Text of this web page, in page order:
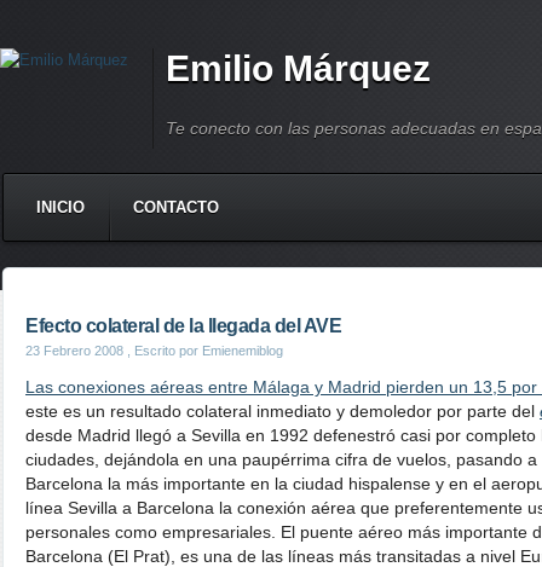
Emilio Márquez
Te conecto con las personas adecuadas en
INICIO CONTACTO
Efecto colateral de la llegada del AVE
23 Febrero 2008 , Escrito por Emienemiblog
Las conexiones aéreas entre Málaga y Madrid pierden un 13,5
este es un resultado colateral inmediato y demoledor por parte del
desde Madrid llegó a Sevilla en 1992 defenestró casi por
ciudades, dejándola en una paupérrima cifra de vuelos, pasando
Barcelona la más importante en la ciudad hispalense y en el
línea Sevilla a Barcelona la conexión aérea que preferentemente
personales como empresariales. El puente aéreo más importante
Barcelona (El Prat), es una de las líneas más transitadas a nivel